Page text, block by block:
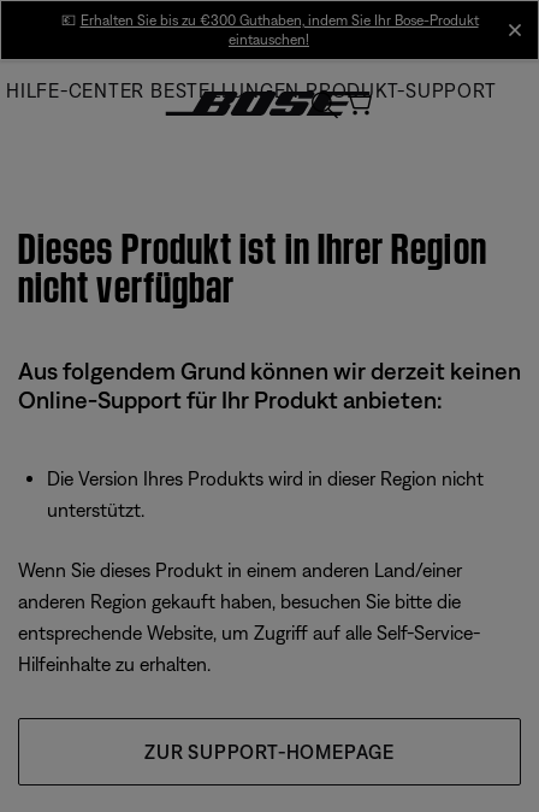
Main
💶 Erhalten Sie bis zu €300 Guthaben, indem Sie Ihr Bose-Produkt
eintauschen!
HILFE-CENTER BESTELLUNGEN PRODUKT-SUPPORT
Dieses Produkt ist in Ihrer Region
nicht verfügbar
Aus folgendem Grund können wir derzeit keinen
Online-Support für Ihr Produkt anbieten:
Die Version Ihres Produkts wird in dieser Region nicht
unterstützt.
Wenn Sie dieses Produkt in einem anderen Land/einer
anderen Region gekauft haben, besuchen Sie bitte die
entsprechende Website, um Zugriff auf alle Self-Service-
Hilfeinhalte zu erhalten.
ZUR SUPPORT-HOMEPAGE